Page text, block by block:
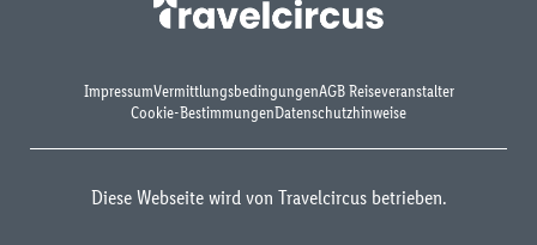
ImpressumVermittlungsbedingungenAGB Reiseveranstalter
Cookie-BestimmungenDatenschutzhinweise
Diese Webseite wird von Travelcircus betrieben.